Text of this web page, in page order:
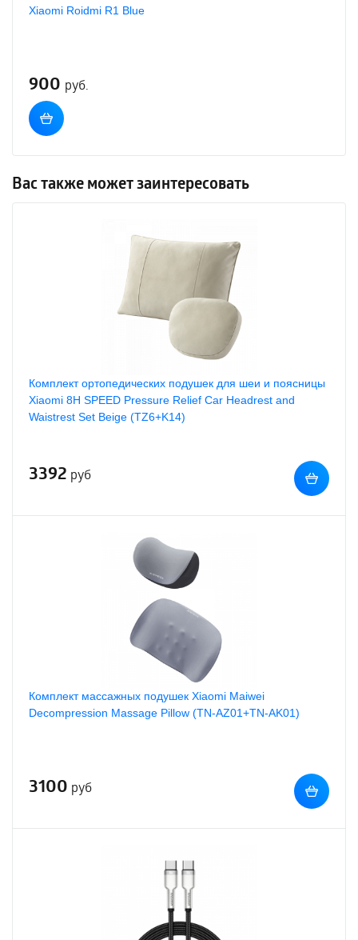
Xiaomi Roidmi R1 Blue
900 руб.
Вас также может заинтересовать
Комплект ортопедических подушек для шеи и поясницы
Xiaomi 8H SPEED Pressure Relief Car Headrest and
Waistrest Set Beige (TZ6+K14)
3392 руб
Комплект массажных подушек Xiaomi Maiwei
Decompression Massage Pillow (TN-AZ01+TN-AK01)
3100 руб